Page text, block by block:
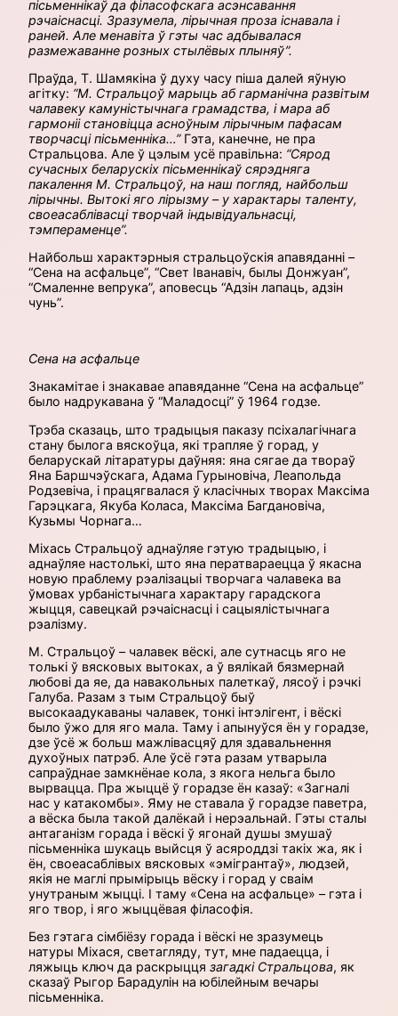
пісьменнікаў да філасофскага асэнсавання
рэчаіснасці. Зразумела, лірычная проза існавала і
раней. Але менавіта ў гэты час адбывалася
размежаванне розных стылёвых плыняў”.
Праўда, Т. Шамякіна ў духу часу піша далей яўную
агітку: “М. Стральцоў марыць аб гарманічна развітым
чалавеку камуністычнага грамадства, і мара аб
гармоніі становіцца асноўным лірычным пафасам
творчасці пісьменніка…”Гэта, канечне, не пра
Стральцова. Але ў цэлым усё правільна: “Сярод
сучасных беларускіх пісьменнікаў сярэдняга
пакалення М. Стральцоў, на наш погляд, найбольш
лірычны. Вытокі яго лірызму – у характары таленту,
своеасаблівасці творчай індывідуальнасці,
тэмпераменце”.
Найбольш характэрныя стральцоўскія апавяданні –
“Сена на асфальце”, “Свет Іванавіч, былы Донжуан”,
“Смаленне вепрука”, аповесць “Адзін лапаць, адзін
чунь”.
Сена на асфальце
Знакамітае і знакавае апавяданне “Сена на асфальце”
было надрукавана ў “Маладосцi” ў 1964 годзе.
Трэба сказаць, што традыцыя паказу псіхалагічнага
стану былога вяскоўца, які трапляе ў горад, у
беларускай літаратуры даўняя: яна сягае да твораў
Яна Баршчэўскага, Адама Гурыновіча, Леапольда
Родзевіча, і працягвалася ў класічных творах Максіма
Гарэцкага, Якуба Коласа, Максіма Багдановіча,
Кузьмы Чорнага…
Міхась Стральцоў аднаўляе гэтую традыцыю, і
аднаўляе настолькі, што яна ператвараецца ў якасна
новую праблему рэалізацыі творчага чалавека ва
ўмовах урбаністычнага характару гарадскога
жыцця, савецкай рэчаіснасці і сацыялістычнага
рэалізму.
М. Стральцоў – чалавек вёскі, але сутнасць яго не
толькі ў вясковых вытоках, а ў вялікай бязмернай
любові да яе, да навакольных палеткаў, лясоў і рэчкі
Галуба. Разам з тым Стральцоў быў
высокаадукаваны чалавек, тонкі інтэлігент, і вёскі
было ўжо для яго мала. Таму і апынуўся ён у горадзе,
дзе ўсё ж больш мажлівасцяў для здавальнення
духоўных патрэб. Але ўсё гэта разам утварыла
сапраўднае замкнёнае кола, з якога нельга было
вырвацца. Пра жыццё ў горадзе ён казаў: «Загналі
нас у катакомбы». Яму не ставала ў горадзе паветра,
а вёска была такой далёкай і нерэальнай. Гэты сталы
антаганізм горада і вёскі ў ягонай душы змушаў
пісьменніка шукаць выйсця ў асяроддзі такіх жа, як і
ён, свое­асаблівых вясковых «эмігрантаў», людзей,
якія не маглі прымірыць вёску і горад у сваім
унутраным жыцці. І таму «Сена на асфальце» – гэта і
яго твор, і яго жыццёвая філасофія.
Без гэтага сімбіёзу горада і вёскі не зразумець
натуры Міхася, светагляду, тут, мне падаецца, і
ляжыць ключ да раскрыцця загадкі Стральцова, як
сказаў Рыгор Барадулін на юбілейным вечары
пісьменніка.